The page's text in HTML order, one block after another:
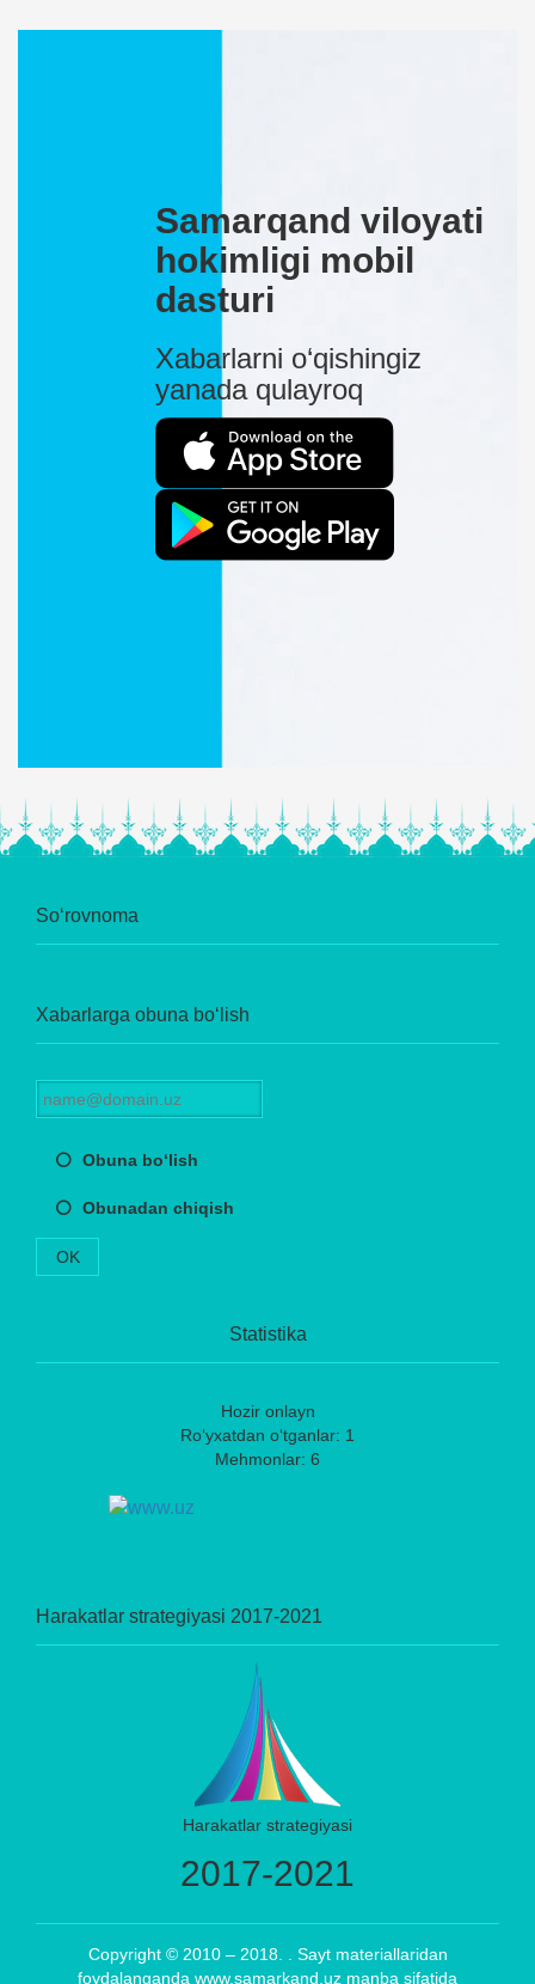
Samarqand viloyati
hokimligi mobil
dasturi
Xabarlarni o‘qishingiz
yanada qulayroq
So‘rovnoma
Xabarlarga obuna bo‘lish
Obuna bo‘lish
Obunadan chiqish
OK
Statistika
Hozir onlayn
Ro‘yxatdan o‘tganlar: 1
Mehmonlar: 6
Harakatlar strategiyasi 2017-2021
Harakatlar strategiyasi
2017-2021
Copyright © 2010 – 2018. . Sayt materiallaridan
foydalanganda www.samarkand.uz manba sifatida